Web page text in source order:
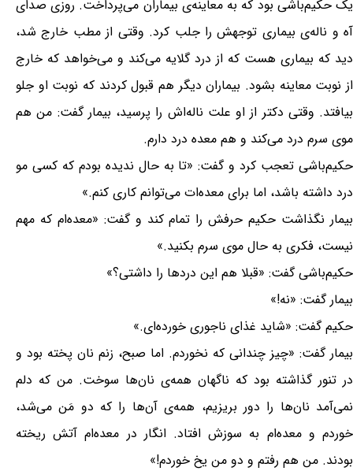
یک حکیم‌باشی بود که به معاینه‌ی بیماران می‌پرداخت. روزی صدای
آه و ناله‌ی بیماری توجهش را جلب کرد. وقتی از مطب خارج شد،
دید که بیماری هست که از درد گلایه می‌کند و می‌خواهد که خارج
از نوبت معاینه بشود. بیماران دیگر هم قبول کردند که نوبت او جلو
بیافتد. وقتی دکتر از او علت ناله‌اش را پرسید، بیمار گفت: من هم
موی سرم درد می‌کند و هم معده درد دارم.
حکیم‌باشی تعجب کرد و گفت: «تا به حال ندیده بودم که کسی مو
درد داشته باشد، اما برای معده‌ات می‌توانم کاری کنم.»
بیمار نگذاشت حکیم حرفش را تمام کند و گفت: «معده‌ام که مهم
نیست، فکری به حال موی سرم بکنید.»
حکیم‌باشی گفت: «قبلا هم این دردها را داشتی؟»
بیمار گفت: «نه!»
حکیم گفت: «شاید غذای ناجوری خورده‌ای.»
بیمار گفت: «چیز چندانی که نخوردم. اما صبح، زنم نان پخته بود و
در تنور گذاشته بود که ناگهان همه‌ی نان‌ها سوخت. من که دلم
نمی‌آمد نان‌ها را دور بریزیم، همه‌ی آن‌ها را که دو مَن می‌شد،
خوردم و معده‌ام به سوزش افتاد. انگار در معده‌ام آتش ریخته
بودند. من هم رفتم و دو من یخ خوردم!»